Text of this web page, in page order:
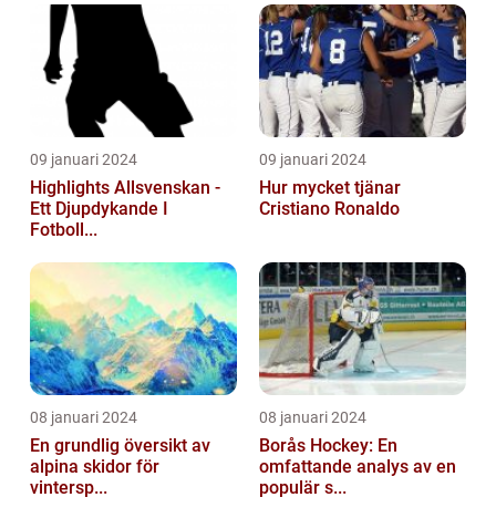
09 januari 2024
Highlights Allsvenskan -
Ett Djupdykande I
Fotboll...
09 januari 2024
Hur mycket tjänar
Cristiano Ronaldo
08 januari 2024
En grundlig översikt av
alpina skidor för
vintersp...
08 januari 2024
Borås Hockey: En
omfattande analys av en
populär s...